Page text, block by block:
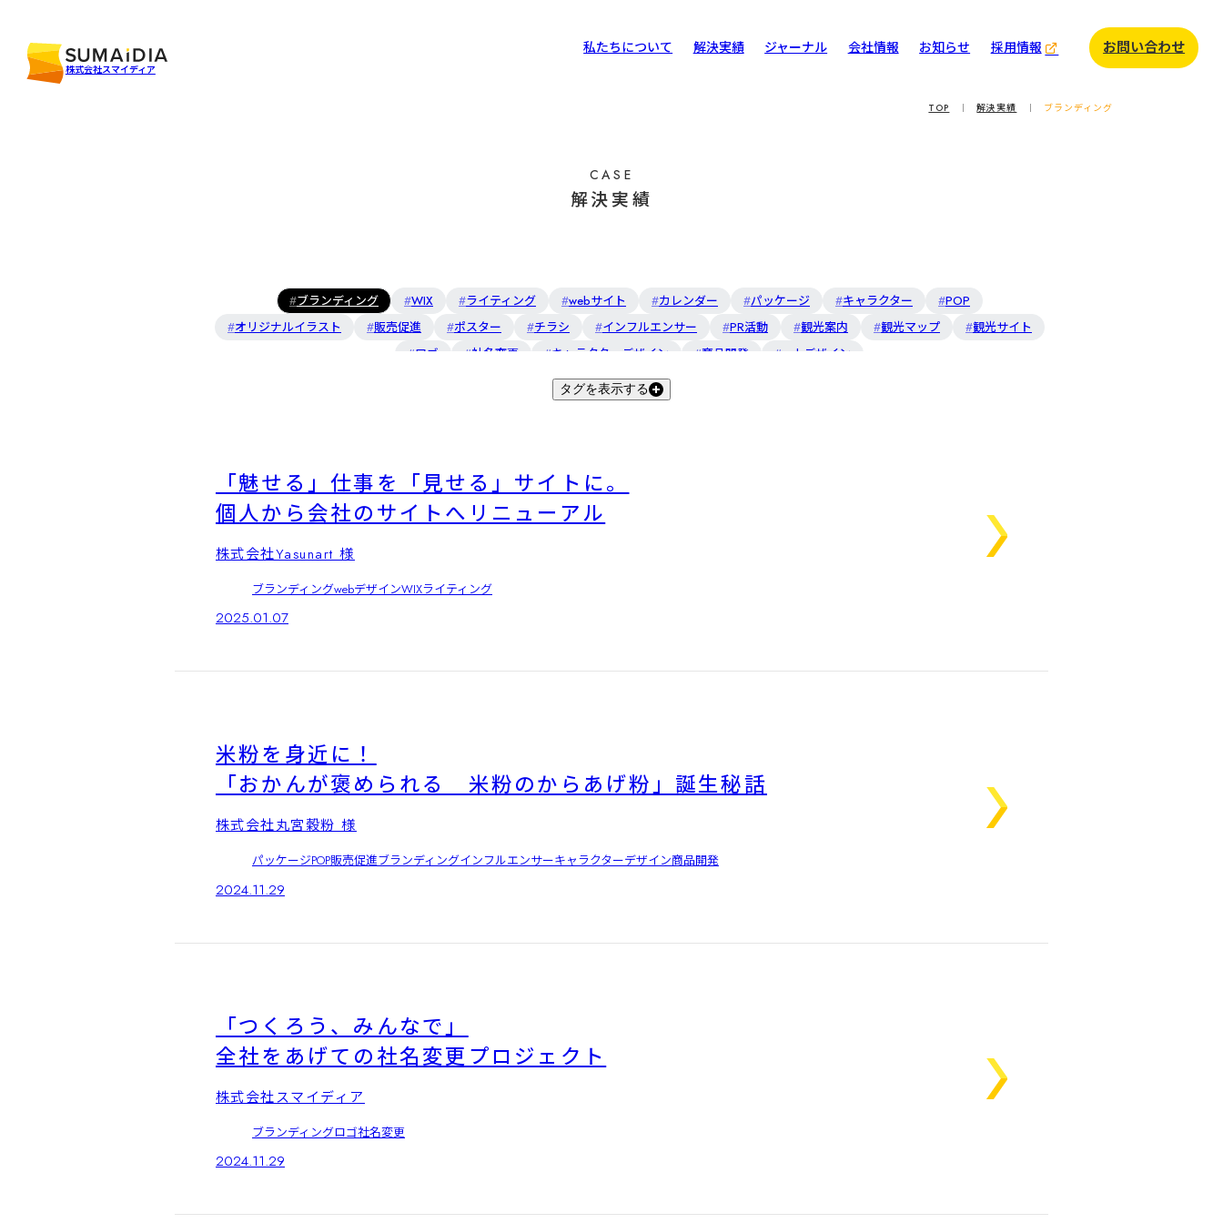
株式会社スマイディア
私たちについて 解決実績 ジャーナル 会社情報 お知らせ 採用情報 お問い合わせ
TOP 解決実績 ブランディング
CASE
解決実績
ブランディング WIX ライティング webサイト カレンダー パッケージ キャラクター
POP
オリジナルイラスト
販売促進 ポスター チラシ インフルエンサー PR活動 観光案内 観光マップ
観光サイト
ロゴ
社名変更 キャラクターデザイン 商品開発 webデザイン
タグを表示する
「魅せる」仕事を「見せる」サイトに。
個人から会社のサイトへリニューアル
株式会社Yasunart 様
ブランディングwebデザインWIXライティング
2025.01.07
米粉を身近に！
「おかんが褒められる 米粉のからあげ粉」誕生秘話
株式会社丸宮穀粉 様
パッケージPOP販売促進ブランディングインフルエンサーキャラクターデザイン商品開発
2024.11.29
「つくろう、みんなで」
全社をあげての社名変更プロジェクト
株式会社スマイディア
ブランディングロゴ社名変更
2024.11.29